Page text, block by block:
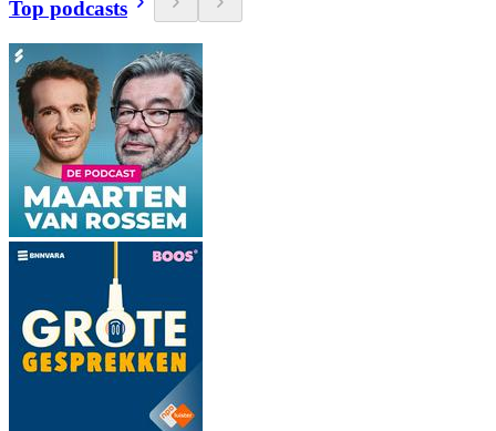
Top podcasts